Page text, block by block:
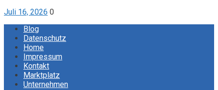
Juli 16, 2026 0
Blog
Datenschutz
Home
Impressum
Kontakt
Marktplatz
Unternehmen